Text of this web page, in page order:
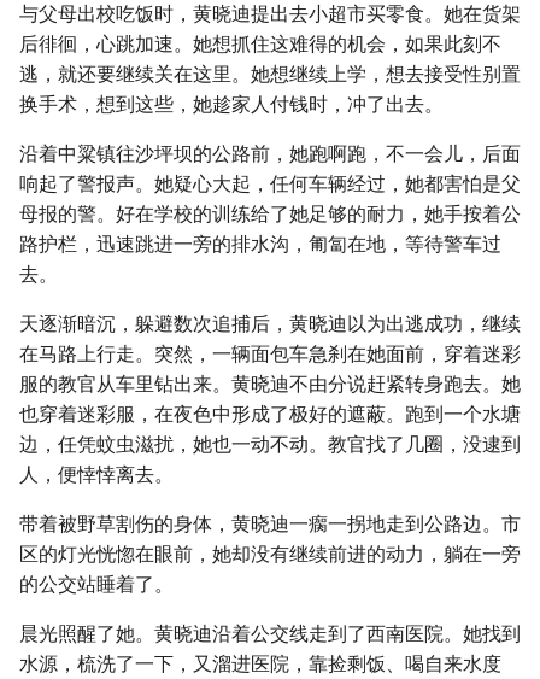
与父母出校吃饭时，黄晓迪提出去小超市买零食。她在货架
后徘徊，心跳加速。她想抓住这难得的机会，如果此刻不
逃，就还要继续关在这里。她想继续上学，想去接受性别置
换手术，想到这些，她趁家人付钱时，冲了出去。
沿着中粱镇往沙坪坝的公路前，她跑啊跑，不一会儿，后面
响起了警报声。她疑心大起，任何车辆经过，她都害怕是父
母报的警。好在学校的训练给了她足够的耐力，她手按着公
路护栏，迅速跳进一旁的排水沟，匍匐在地，等待警车过
去。
天逐渐暗沉，躲避数次追捕后，黄晓迪以为出逃成功，继续
在马路上行走。突然，一辆面包车急刹在她面前，穿着迷彩
服的教官从车里钻出来。黄晓迪不由分说赶紧转身跑去。她
也穿着迷彩服，在夜色中形成了极好的遮蔽。跑到一个水塘
边，任凭蚊虫滋扰，她也一动不动。教官找了几圈，没逮到
人，便悻悻离去。
带着被野草割伤的身体，黄晓迪一瘸一拐地走到公路边。市
区的灯光恍惚在眼前，她却没有继续前进的动力，躺在一旁
的公交站睡着了。
晨光照醒了她。黄晓迪沿着公交线走到了西南医院。她找到
水源，梳洗了一下，又溜进医院，靠捡剩饭、喝自来水度